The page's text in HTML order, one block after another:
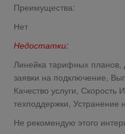
Преимущества:
Нет
Недостатки:
Линейка тарифных планов,
заявки на подключение,
Качество услуги,
техподдержки, Устранение
Не рекомендую этого